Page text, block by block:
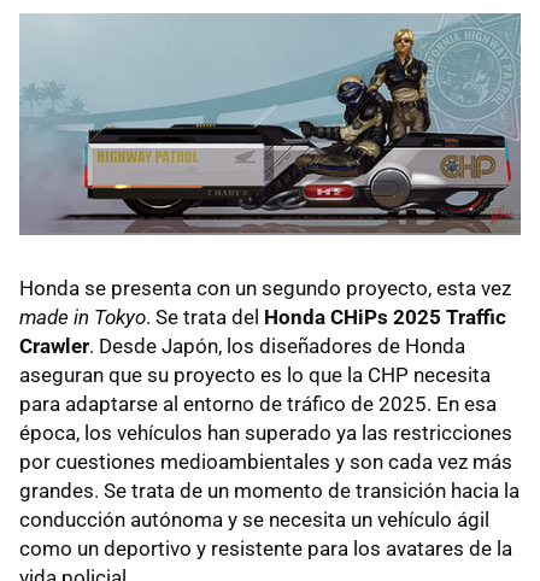
Honda se presenta con un segundo proyecto, esta vez
made in Tokyo. Se trata del Honda CHiPs 2025 Traffic
Crawler. Desde Japón, los diseñadores de Honda
aseguran que su proyecto es lo que la CHP necesita
para adaptarse al entorno de tráfico de 2025. En esa
época, los vehículos han superado ya las restricciones
por cuestiones medioambientales y son cada vez más
grandes. Se trata de un momento de transición hacia la
conducción autónoma y se necesita un vehículo ágil
como un deportivo y resistente para los avatares de la